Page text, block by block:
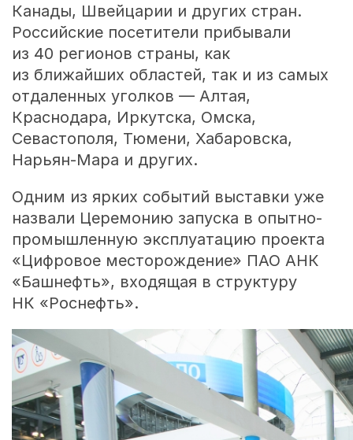
Канады, Швейцарии и других стран.
Российские посетители прибывали
из 40 регионов страны, как
из ближайших областей, так и из самых
отдаленных уголков — Алтая,
Краснодара, Иркутска, Омска,
Севастополя, Тюмени, Хабаровска,
Нарьян-Мара и других.
Одним из ярких событий выставки уже
назвали Церемонию запуска в опытно-
промышленную эксплуатацию проекта
«Цифровое месторождение» ПАО АНК
«Башнефть», входящая в структуру
НК «Роснефть».